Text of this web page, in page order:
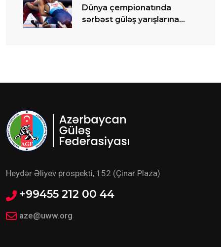
Dünya çempionatında
sərbəst güləş yarışlarına
Heydər Əliyev prospekti, 152 (Çinar Plaza)
+99455 212 00 44
aze@uww.org